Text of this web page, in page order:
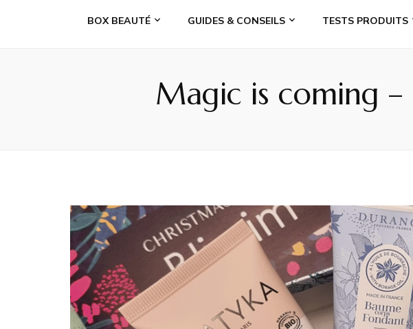
BOX BEAUTÉ GUIDES & CONSEILS TESTS PRODUITS
Magic is coming